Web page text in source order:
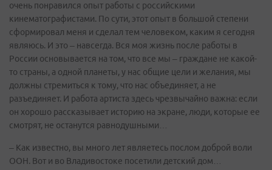
очень понравился опыт работы с российскими
кинематографистами. По сути, этот опыт в большой степени
сформировал меня и сделал тем человеком, каким я сегодня
являюсь. И это – навсегда. Вся моя жизнь после работы в
России основывается на том, что все мы – граждане не какой-
то страны, а одной планеты, у нас общие цели и желания, мы
должны стремиться к тому, что нас объединяет, а не
разъединяет. И работа артиста здесь чрезвычайно важна: если
он хорошо рассказывает историю на экране, люди, которые ее
смотрят, не останутся равнодушными…
– Как известно, вы много лет являетесь послом доброй воли
ООН. Вот и во Владивостоке посетили детский дом…